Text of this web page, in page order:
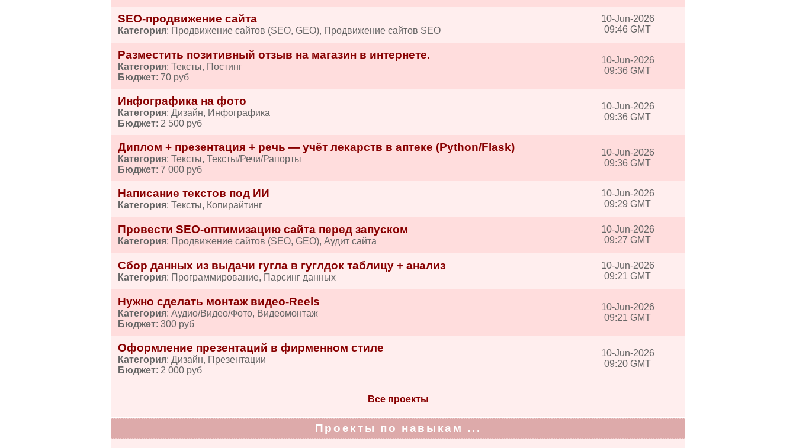
SEO-продвижение сайта
Категория: Продвижение сайтов (SEO, GEO), Продвижение сайтов SEO
10-Jun-2026
09:46 GMT
Разместить позитивный отзыв на магазин в интернете.
Категория: Тексты, Постинг
Бюджет: 70 руб
10-Jun-2026
09:36 GMT
Инфографика на фото
Категория: Дизайн, Инфографика
Бюджет: 2 500 руб
10-Jun-2026
09:36 GMT
Диплом + презентация + речь — учёт лекарств в аптеке (Python/Flask)
Категория: Тексты, Тексты/Речи/Рапорты
Бюджет: 7 000 руб
10-Jun-2026
09:36 GMT
Написание текстов под ИИ
Категория: Тексты, Копирайтинг
10-Jun-2026
09:29 GMT
Провести SEO-оптимизацию сайта перед запуском
Категория: Продвижение сайтов (SEO, GEO), Аудит сайта
10-Jun-2026
09:27 GMT
Сбор данных из выдачи гугла в гуглдок таблицу + анализ
Категория: Программирование, Парсинг данных
10-Jun-2026
09:21 GMT
Нужно сделать монтаж видео-Reels
Категория: Аудио/Видео/Фото, Видеомонтаж
Бюджет: 300 руб
10-Jun-2026
09:21 GMT
Оформление презентаций в фирменном стиле
Категория: Дизайн, Презентации
Бюджет: 2 000 руб
10-Jun-2026
09:20 GMT
Все проекты
Проекты по навыкам ...